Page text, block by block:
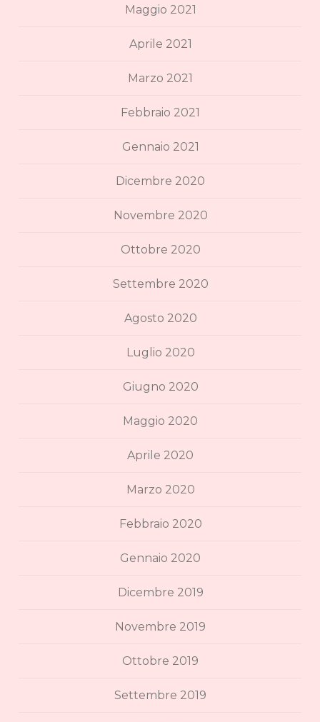
Maggio 2021
Aprile 2021
Marzo 2021
Febbraio 2021
Gennaio 2021
Dicembre 2020
Novembre 2020
Ottobre 2020
Settembre 2020
Agosto 2020
Luglio 2020
Giugno 2020
Maggio 2020
Aprile 2020
Marzo 2020
Febbraio 2020
Gennaio 2020
Dicembre 2019
Novembre 2019
Ottobre 2019
Settembre 2019